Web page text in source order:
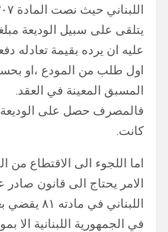
يتلقى على سبيل الوديعة
عليه ان يرده بقيمة تعادله
اول طلب من المودع ،او
المسبق المعينة في العقد.
فالمصرف حصل على الوديعة
كانت.
اما اللجوء الى الاقتطاع
الامر يحتاج الى قانون
اللبناني
في الجمهورية اللبنانية